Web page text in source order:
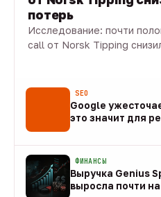
потерь
Исследование: почти
call от Norsk Tipping
SEO
Google
это значит для
ФИНАНСЫ
Выручка Genius
выросла почти на